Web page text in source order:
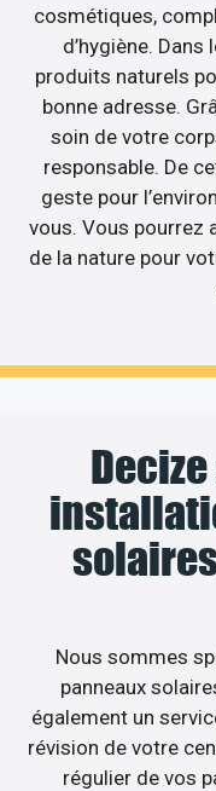
cosmétiques,
d’hygiène.
produits naturels
bonne adresse.
soin de votre
responsable. De
geste pour
vous. Vous pourrez
de la nature pour
Nous sommes
panneaux
également un
révision de votre
régulier de vos